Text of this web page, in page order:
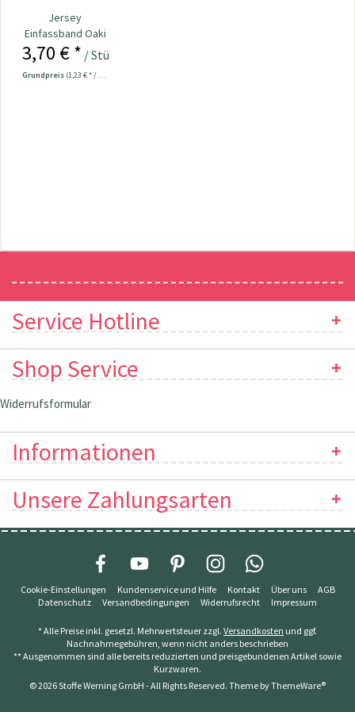
Jersey
Einfassband Oaki
Doki uni 3 m
schwarz
3,70 € * / Stück
Grundpreis (1,23 € * / 1 Meter)
Service Hotline
Shop Service
Widerrufsformular
Informationen
Unsere Zahlungsarten
Cookie-Einstellungen Kundenservice und Hilfe Kontakt Über uns
AGB
Datenschutz
Versandbedingungen Widerrufsrecht Impressum
* Alle Preise inkl. gesetzl. Mehrwertsteuer zzgl. Versandkosten und ggf.
Nachnahmegebühren, wenn nicht anders beschrieben
** Ausgenommen sind alle bereits reduzierten und preisgebundenen Artikel sowie
Kurzwaren.
© 2026 Stoffe Werning GmbH - All Rights Reserved. Theme byThemeWare®